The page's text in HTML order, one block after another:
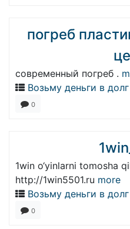
погреб
современный погреб .
Возьму деньги в долг
0
1win o‘yinlarni tomosha
http://1win5501.ru more
Возьму деньги в долг
0